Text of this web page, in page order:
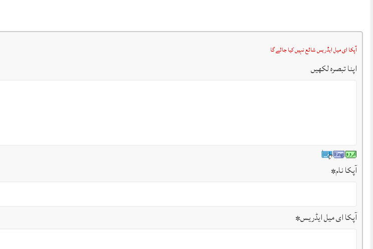
آپکا ای میل ایڈریس شائع نہیں کیا جائے گا
اپنا تبصرہ لکھیں
آپکا نام*
آپکا ای میل ایڈریس*